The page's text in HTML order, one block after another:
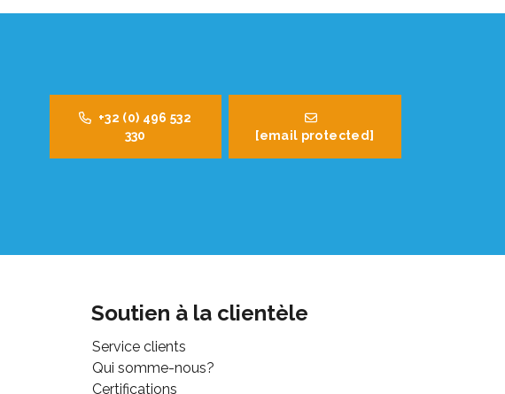
+32 (0) 496 532
330
[email protected]
Soutien à la clientèle
Service clients
Qui somme-nous?
Certifications